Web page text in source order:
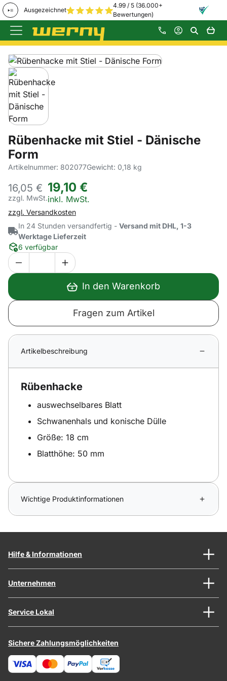
Ausgezeichnet
4.99 / 5 (36.000+
Bewertungen)
Zum Hauptinhalt springen
Produktgalerie
Zur Kaufbox springen
Rübenhacke mit Stiel - Dänische
Form
Artikelnummer: 802077Gewicht: 0,18 kg
16,05 €
zzgl. MwSt.
19,10 €
Steuerhinweis:
inkl. MwSt.
zzgl. Versandkosten
In 24 Stunden versandfertig - Versand mit DHL, 1-3
Werktage Lieferzeit
6 verfügbar
In den Warenkorb
Fragen zum Artikel
Artikelbeschreibung
Rübenhacke
auswechselbares Blatt
Schwanenhals und konische Dülle
Größe: 18 cm
Blatthöhe: 50 mm
Wichtige Produktinformationen
Hilfe & Informationen
Unternehmen
Service Lokal
Sichere Zahlungsmöglichkeiten